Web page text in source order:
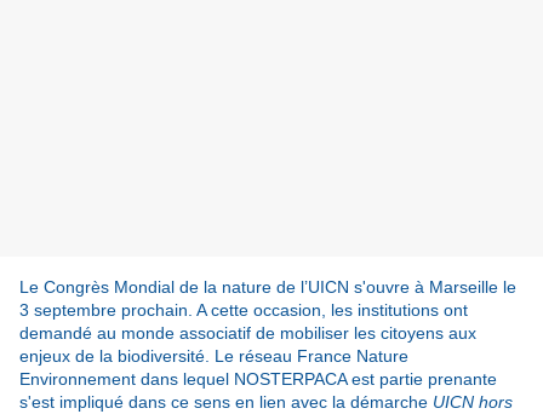
Le Congrès Mondial de la nature de l’UICN s'ouvre à Marseille le
3 septembre prochain. A cette occasion, les institutions ont
demandé au monde associatif de mobiliser les citoyens aux
enjeux de la biodiversité. Le réseau France Nature
Environnement dans lequel NOSTERPACA est partie prenante
s'est impliqué dans ce sens en lien avec la démarche UICN hors